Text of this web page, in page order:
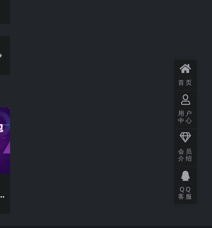
首页
用户
中心
会员
介绍
QQ
客服